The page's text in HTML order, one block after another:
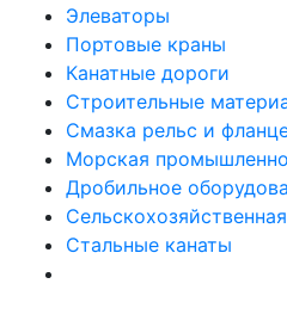
Элеваторы
Портовые краны
Канатные дороги
Строительные
Смазка рельс и
Морская
Дробильное
Стальные канаты